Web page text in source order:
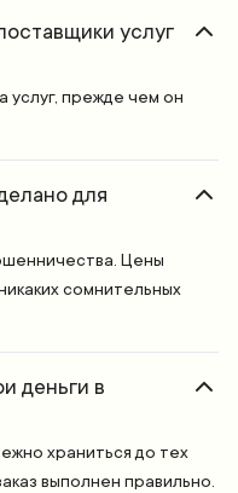
услуг
услуг, прежде чем он
для
Цены
сомнительных
деньги в
храниться до тех
выполнен правильно.